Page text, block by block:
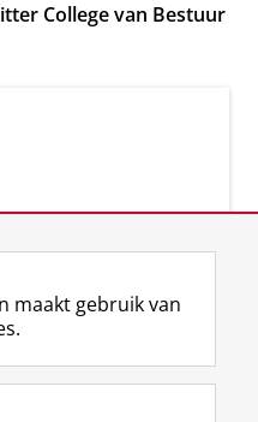
College van Bestuur
F
a
L
i
R
S
I
n
Y
o
maakt gebruik van